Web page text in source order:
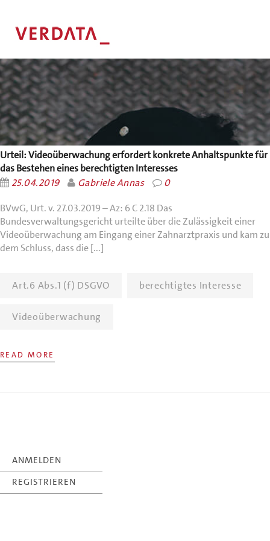
Urteil: Videoüberwachung erfordert konkrete Anhaltspunkte für
das Bestehen eines berechtigten Interesses
25.04.2019
Gabriele Annas
0
BVwG, Urt. v. 27.03.2019 – Az: 6 C 2.18 Das
Bundesverwaltungsgericht urteilte über die Zulässigkeit einer
Videoüberwachung am Eingang einer Zahnarztpraxis und kam zu
dem Schluss, dass die [...]
Art.6 Abs.1 (f) DSGVO berechtigtes Interesse
Videoüberwachung
READ MORE
ANMELDEN
REGISTRIEREN